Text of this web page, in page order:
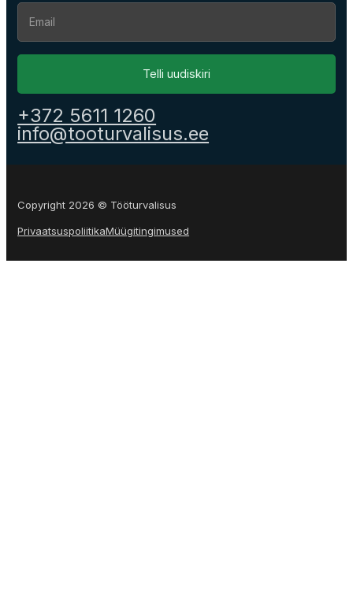
Section
Telli uudiskiri
+372 5611 1260
info@tooturvalisus.ee
Copyright 2026 © Tööturvalisus
PrivaatsuspoliitikaMüügitingimused